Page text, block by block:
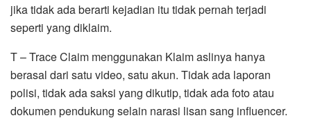
jika tidak ada berarti kejadian itu tidak pernah terjadi
seperti yang diklaim.
T – Trace Claim menggunakan Klaim aslinya hanya
berasal dari satu video, satu akun. Tidak ada laporan
polisi, tidak ada saksi yang dikutip, tidak ada foto atau
dokumen pendukung selain narasi lisan sang influencer.